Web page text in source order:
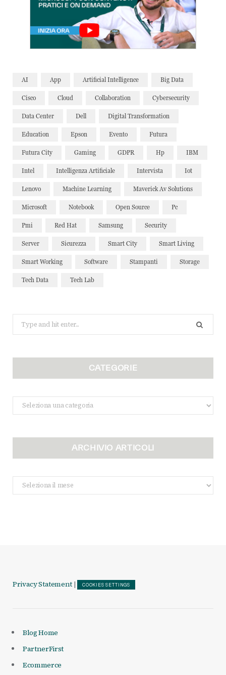
AI App Artificial Intelligence Big Data
Cisco Cloud Collaboration Cybersecurity
Data Center Dell Digital Transformation
Education Epson Evento Futura
Futura City Gaming GDPR Hp IBM
Intel Intelligenza Artificiale Intervista Iot
Lenovo Machine Learning Maverick Av Solutions
Microsoft Notebook Open Source Pc
Pmi Red Hat Samsung Security
Server Sicurezza Smart City Smart Living
Smart Working Software Stampanti Storage
Tech Data Tech Lab
Search
for:
CATEGORIE
Categorie
ARCHIVIO ARTICOLI
Archivio
Articoli
Privacy Statement | COOKIES SETTINGS
Blog Home
PartnerFirst
Ecommerce